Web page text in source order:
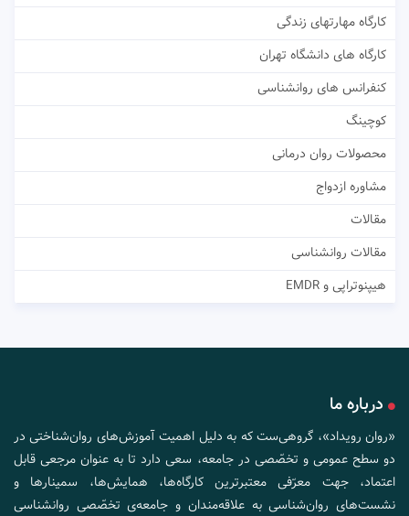
کارگاه مهارتهای زندگی
کارگاه های دانشگاه تهران
کنفرانس های روانشناسی
کوچینگ
محصولات روان درمانی
مشاوره ازدواج
مقالات
مقالات روانشناسی
هیپنوتراپی و EMDR
درباره ما
«روان رویداد»، گروهی‌ست که به دلیل اهمیت آموزش‌های روان‌شناختی در
دو سطح عمومی و تخصّصی در جامعه، سعی دارد تا به عنوان مرجعی قابل
اعتماد، جهت معرّفی معتبرترین کارگاه‌ها، همایش‌ها، سمینارها و
نشست‌های روان‌شناسی به علاقه‌مندان و جامعه‌ی تخصّصی روانشناسی